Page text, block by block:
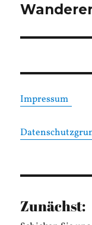
Beitrag:
Impressum
Zunächst: